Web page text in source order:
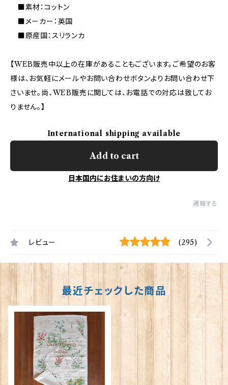
■素材：コットン
■メーカー：英国
■原産国：スリランカ
【WEB販売中以上の在庫があることもございます。ご希望のお客
様は、お気軽にメールやお問い合わせボタンよりお問い合わせ下
さいませ。尚、WEB販売に関しては、お電話での対応は致してお
りません。】
International shipping available
Add to cart
日本国内にお住まいの方向け
通報する
レビュー (295)
最近チェックした商品